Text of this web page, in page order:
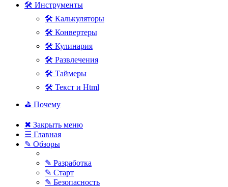
🛠 Инструменты
🛠 Калькуляторы
🛠 Конвертеры
🛠 Кулинария
🛠 Развлечения
🛠 Таймеры
🛠 Текст и Html
⛳ Почему
✖ Закрыть меню
☰ Главная
✎ Обзоры
✎ Разработка
✎ Старт
✎ Безопасность